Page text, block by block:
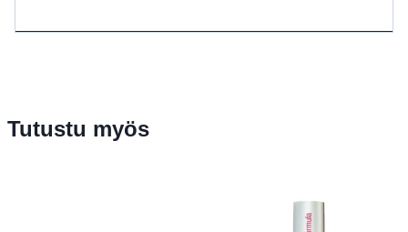
Tutustu myös